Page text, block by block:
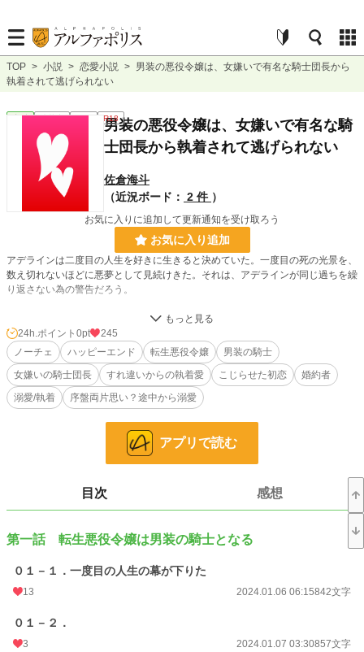
TOP > 小説 > 恋愛小説 > 男装の悪役令嬢は、女嫌いで有名な騎士団長から
執着されて逃げられない
恋愛 連載中 長編 R18
男装の悪役令嬢は、女嫌いで有名な騎
士団長から執着されて逃げられない
佐倉海斗
（近況ボード： 2 件 ）
お気に入りに追加して更新通知を受け取ろう
お気に入り追加
アデラインは二度目の人生を好きに生きると決めていた。一度目の死の光景を、
数え切れないほどに悪夢として見続けきた。それは、アデラインが同じ過ちを繰
り返さない為の警告だろう。
アデラインは警告に従い、聖女に選ばれた義妹をかわいがり、義妹を狙う攻略対
象者を義妹にふさわしい人間か見極め、不合格になった攻略対象者は徹底的に鍛
え上げた。そうして、アデラインは一度目の享年を超えることができたのだ。
――そこまでは順風満帆だった。
十八歳の時、アデラインは、両親と王族の許可を得て、男装をすることを条件に
騎士となった。そして、二十一歳になったアデラインは、女嫌いで有名な騎士団
長の補佐役に抜擢されることになった。
それは名誉なことであり、順風満帆だったアデラインの騎士生活を脅かすもので
女嫌いで有名な騎士団長 × 男装の転生悪役令嬢
すれ違いの末に溺愛されることに――。
※Rシーンは「※」の目印がついています。
小説
恋愛
24h.ポイント 0pt
245
ノーチェ
ハッピーエンド 転生悪役令嬢
男装の騎士
女嫌いの騎士団長
すれ違いからの執着愛 こじらせた初恋
婚約者
溺愛/執着
序盤両片思い？途中から溺愛
アプリで読む
目次 感想
第一話 転生悪役令嬢は男装の騎士となる
０１－１．一度目の人生の幕が下りた
13 2024.01.06 06:15842文字
０１－２．
3 2024.01.07 03:30857文字